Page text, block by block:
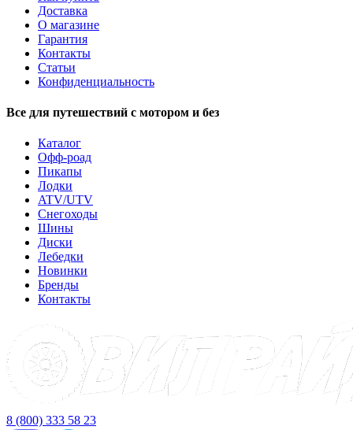
Доставка
О магазине
Гарантия
Контакты
Статьи
Конфиденциальность
Все для путешествий с мотором и без
Каталог
Офф-роад
Пикапы
Лодки
ATV/UTV
Снегоходы
Шины
Диски
Лебедки
Новинки
Бренды
Контакты
8 (800) 333 58 23